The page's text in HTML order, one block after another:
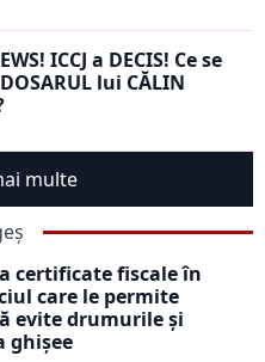
ICCJ a DECIS! Ce se
lui CĂLIN
multe
certificate fiscale în
care le permite
evite drumurile și
ghișee